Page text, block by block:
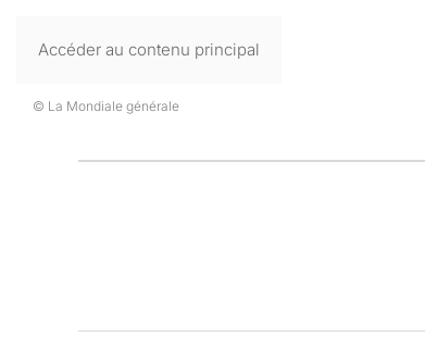
Accéder au contenu principal
© La Mondiale générale